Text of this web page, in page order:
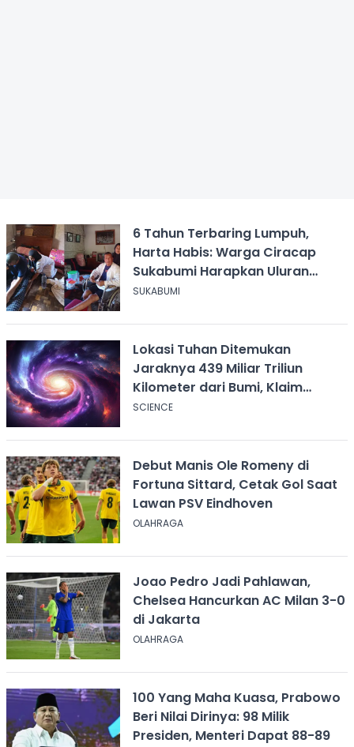
6 Tahun Terbaring Lumpuh,
Harta Habis: Warga Ciracap
Sukabumi Harapkan Uluran
Tangan KDM
SUKABUMI
Lokasi Tuhan Ditemukan
Jaraknya 439 Miliar Triliun
Kilometer dari Bumi, Klaim
Ilmuwan Harvard
SCIENCE
Debut Manis Ole Romeny di
Fortuna Sittard, Cetak Gol Saat
Lawan PSV Eindhoven
OLAHRAGA
Joao Pedro Jadi Pahlawan,
Chelsea Hancurkan AC Milan 3-0
di Jakarta
OLAHRAGA
100 Yang Maha Kuasa, Prabowo
Beri Nilai Dirinya: 98 Milik
Presiden, Menteri Dapat 88-89